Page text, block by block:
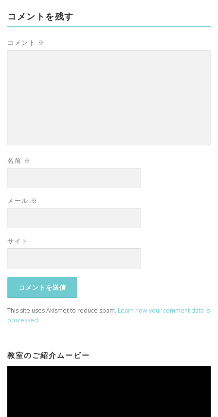
コメントを残す
コメント ※
名前 ※
メール ※
サイト
This site uses Akismet to reduce spam. Learn how your comment data is
processed.
教室のご紹介ムービー